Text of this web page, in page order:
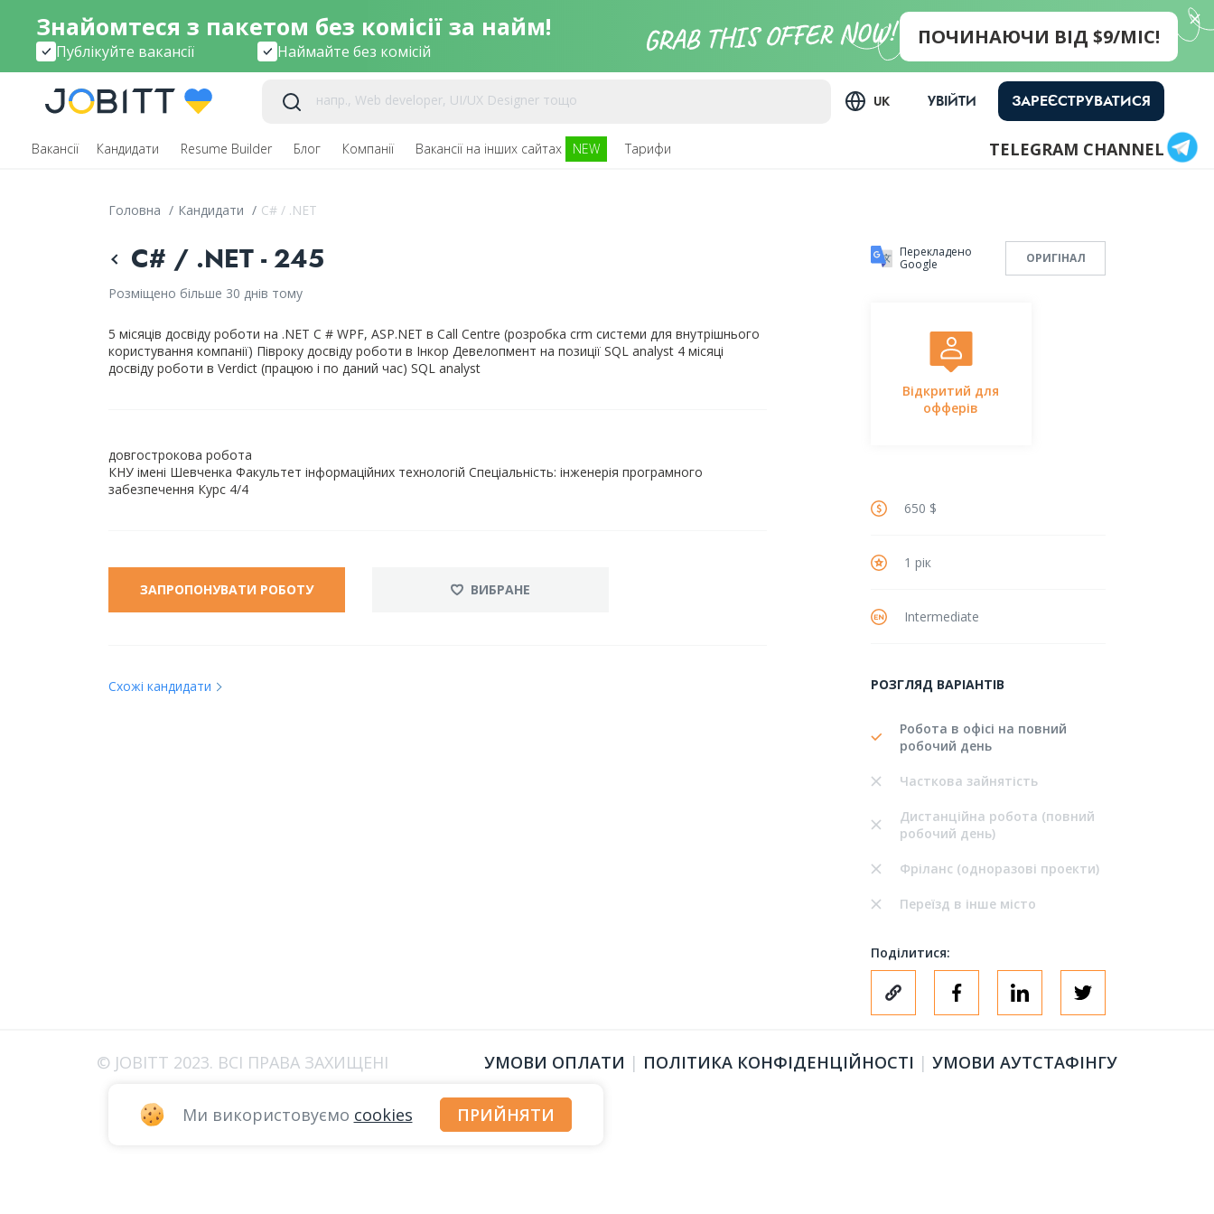
Знайомтеся з пакетом без комісії за найм!
Публікуйте вакансії Наймайте без комісій
ПОЧИНАЮЧИ ВІД $9/МІС!
UK УВІЙТИ ЗАРЕЄСТРУВАТИСЯ
Вакансії Кандидати Resume Builder Блог Компанії Вакансії на інших сайтах NEW Тарифи TELEGRAM CHANNEL
Головна / Кандидати / C# / .NET
C# / .NET - 245
Розміщено більше 30 днів тому
5 місяців досвіду роботи на .NET C # WPF, ASP.NET в Call Centre (розробка crm системи для внутрішнього
користування компанії) Півроку досвіду роботи в Інкор Девелопмент на позиції SQL analyst 4 місяці
досвіду роботи в Verdict (працюю і по даний час) SQL analyst
довгострокова робота
КНУ імені Шевченка Факультет інформаційних технологій Спеціальність: інженерія програмного
забезпечення Курс 4/4
ЗАПРОПОНУВАТИ РОБОТУ ВИБРАНЕ
Схожі кандидати
Перекладено
Google
ОРИГІНАЛ
Відкритий для
офферів
650 $
1 рік
Intermediate
РОЗГЛЯД ВАРІАНТІВ
Робота в офісі на повний
робочий день
Часткова зайнятість
Дистанційна робота (повний
робочий день)
Фріланс (одноразові проекти)
Переїзд в інше місто
Поділитися:
© JOBITT 2023. ВСІ ПРАВА ЗАХИЩЕНІ УМОВИ ОПЛАТИ | ПОЛІТИКА КОНФІДЕНЦІЙНОСТІ |УМОВИ АУТСТАФІНГУ
Ми використовуємо cookies ПРИЙНЯТИ